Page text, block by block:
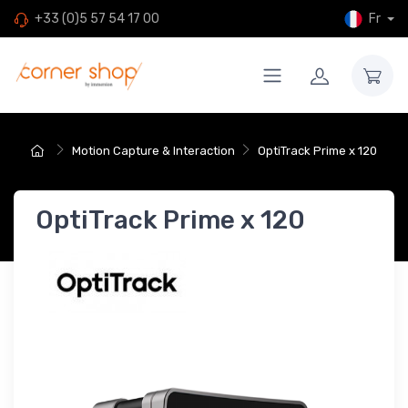
+33 (0)5 57 54 17 00 Fr
Motion Capture & Interaction OptiTrack Prime x 120
OptiTrack Prime x 120